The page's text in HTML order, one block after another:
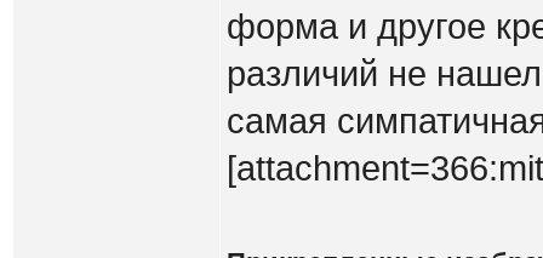
форма и другое
различий не
самая